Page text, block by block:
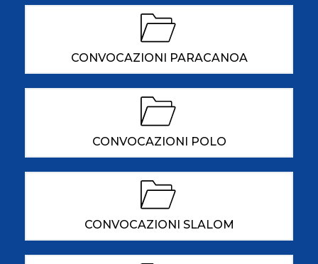
CONVOCAZIONI PARACANOA
CONVOCAZIONI POLO
CONVOCAZIONI SLALOM